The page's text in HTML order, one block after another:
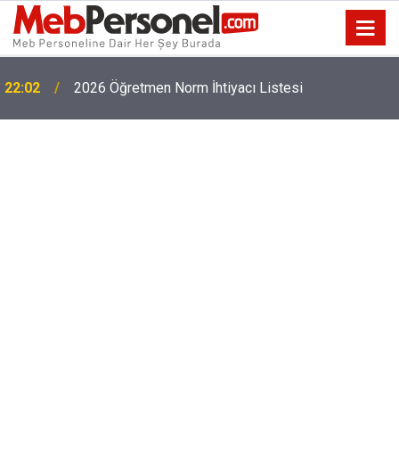
22:02 2026 Öğretmen Norm İhtiyacı Listesi